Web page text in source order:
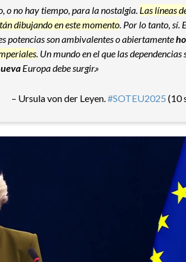
o no hay tiempo, para la nostalgia. Las líneas
dibujando en este momento. Por lo tanto, sí.
potencias son ambivalentes o abiertamente
. Un mundo en el que las dependencias
Europa debe surgir.»
– Ursula von der Leyen.#SOTEU2025 (10